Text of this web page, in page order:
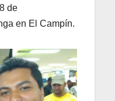
de
en El Campín.